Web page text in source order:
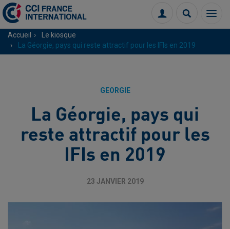
Menu
Connexion
Accueil
Le kiosque
La Géorgie, pays qui reste attractif pour les IFIs en 2019
GEORGIE
La Géorgie, pays qui
reste attractif pour les
IFIs en 2019
23 JANVIER 2019